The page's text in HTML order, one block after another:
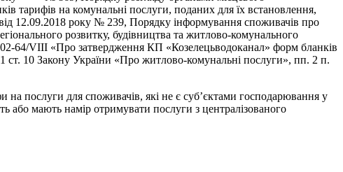
тарифів на комунальні послуги, поданих для їх встановлення,
12.09.2018 року № 239, Порядку інформування споживачів про
розвитку, будівництва та житлово-комунального
64/VIII «Про затвердження КП «Козелецьводоканал» форм бланків
1 ст. 10 Закону України «Про житлово-комунальні послуги», пп. 2 п.
для споживачів, які не є суб’єктами господарювання у
або мають намір отримувати послуги з централізованого